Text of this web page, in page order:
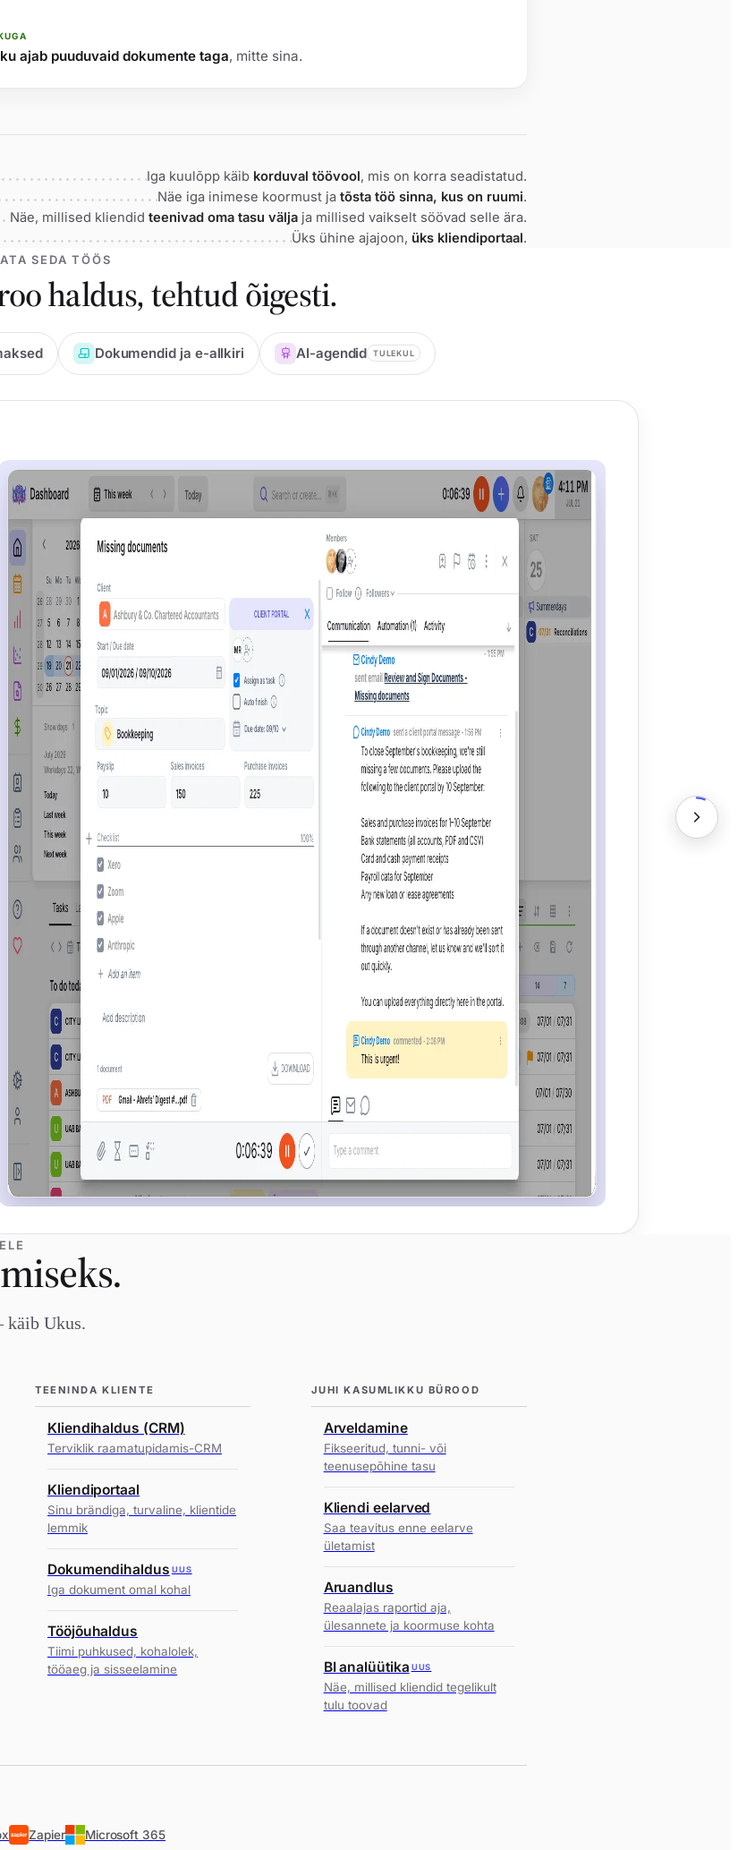
ajab puuduvaid dokumente taga, mitte sina.
Iga kuulõpp käib korduval töövool, mis on korra seadistatud.
Näe iga inimese koormust ja tõsta töö sinna, kus on ruumi.
Näe, millised kliendid teenivad oma tasu välja ja millised vaikselt söövad selle ära.
Üks ühine ajajoon, üks kliendiportaal.
SEDA TÖÖS
haldus, tehtud õigesti.
Dokumendid ja e-allkiri AI-agendid TULEKUL
käib Ukus.
TEENINDA KLIENTE
Kliendihaldus (CRM)
Terviklik raamatupidamis-CRM
Kliendiportaal
Sinu brändiga, turvaline, klientide
lemmik
Dokumendihaldus UUS
Iga dokument omal kohal
Tööjõuhaldus
Tiimi puhkused, kohalolek,
tööaeg ja sisseelamine
JUHI KASUMLIKKU BÜROOD
Arveldamine
Fikseeritud, tunni- või
teenusepõhine tasu
Kliendi eelarved
Saa teavitus enne eelarve
ületamist
Aruandlus
Reaalajas raportid aja,
ülesannete ja koormuse kohta
BI analüütika UUS
Näe, millised kliendid tegelikult
tulu toovad
Zapier Microsoft 365